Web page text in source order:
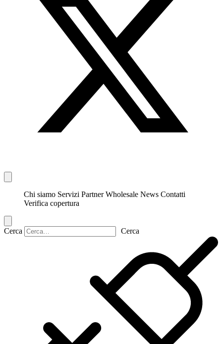
Chi siamo Servizi Partner Wholesale News Contatti
Verifica copertura
Cerca Cerca